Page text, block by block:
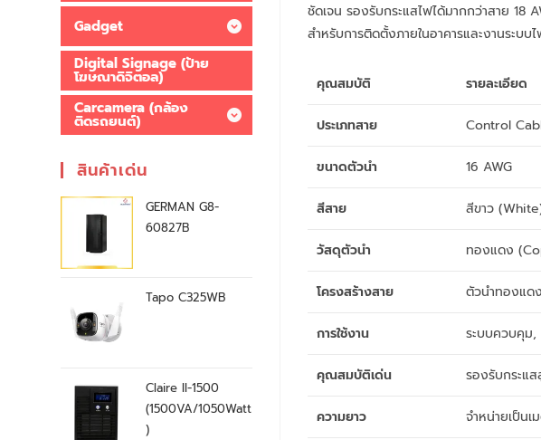
ชัดเจน รองรับกระแสไฟได้มากกว่าสาย
สำหรับการติดตั้งภายในอาคารและงานระบ
คุณสมบัติ รายละเอียด
ประเภทสาย Control
ขนาดตัวนำ 16 AWG
สีสาย สีขาว
วัสดุตัวนำ ทองแดง
โครงสร้างสาย ตัวนำทองแด
การใช้งาน ระบบควบคุม
คุณสมบัติเด่น รองรับกระแ
ความยาว จำหน่ายเป็น
Gadget
Digital Signage (ป้าย
โฆษณาดิจิตอล)
Carcamera (กล้อง
ติดรถยนต์)
สินค้าเด่น
GERMAN G8-
60827B
Tapo C325WB
Claire II-1500
(1500VA/1050Watt
)